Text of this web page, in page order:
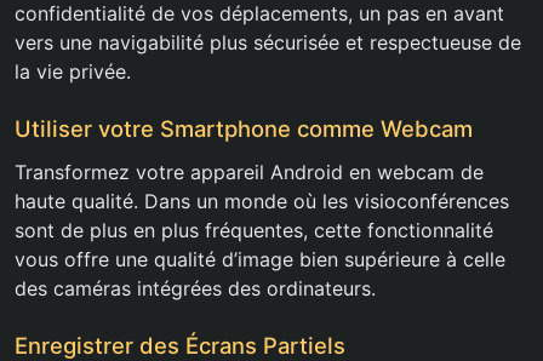
confidentialité de vos déplacements, un pas en avant
vers une navigabilité plus sécurisée et respectueuse de
la vie privée.
Utiliser votre Smartphone comme Webcam
Transformez votre appareil Android en webcam de
haute qualité. Dans un monde où les visioconférences
sont de plus en plus fréquentes, cette fonctionnalité
vous offre une qualité d’image bien supérieure à celle
des caméras intégrées des ordinateurs.
Enregistrer des Écrans Partiels